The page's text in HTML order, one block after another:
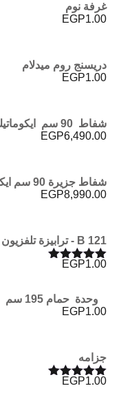
غرفة نوم
EGP1.00
دريسنج روم ميدلام
EGP1.00
شفاط 90 سم ايكوماتيك
EGP6,490.00
شفاط جزيرة 90 سم ايكوماتيك
EGP8,990.00
B 121 - ترابيزة تلفزيون
تم التقييم
EGP1.00
وحدة حمام 195 سم
EGP1.00
جزامه
تم التقييم
EGP1.00